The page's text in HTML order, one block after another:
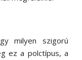
milyen szigorú
ez a polctípus, a